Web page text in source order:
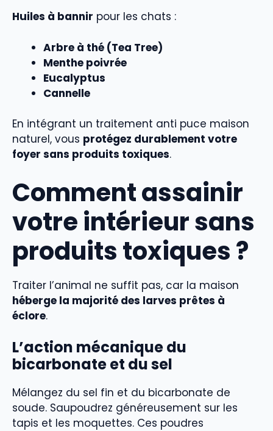
Huiles à bannir pour les chats :
Arbre à thé (Tea Tree)
Menthe poivrée
Eucalyptus
Cannelle
En intégrant un traitement anti puce maison
naturel, vous protégez durablement votre
foyer sans produits toxiques.
Comment assainir
votre intérieur sans
produits toxiques ?
Traiter l’animal ne suffit pas, car la maison
héberge la majorité des larves prêtes à
éclore.
L’action mécanique du
bicarbonate et du sel
Mélangez du sel fin et du bicarbonate de
soude. Saupoudrez généreusement sur les
tapis et les moquettes. Ces poudres